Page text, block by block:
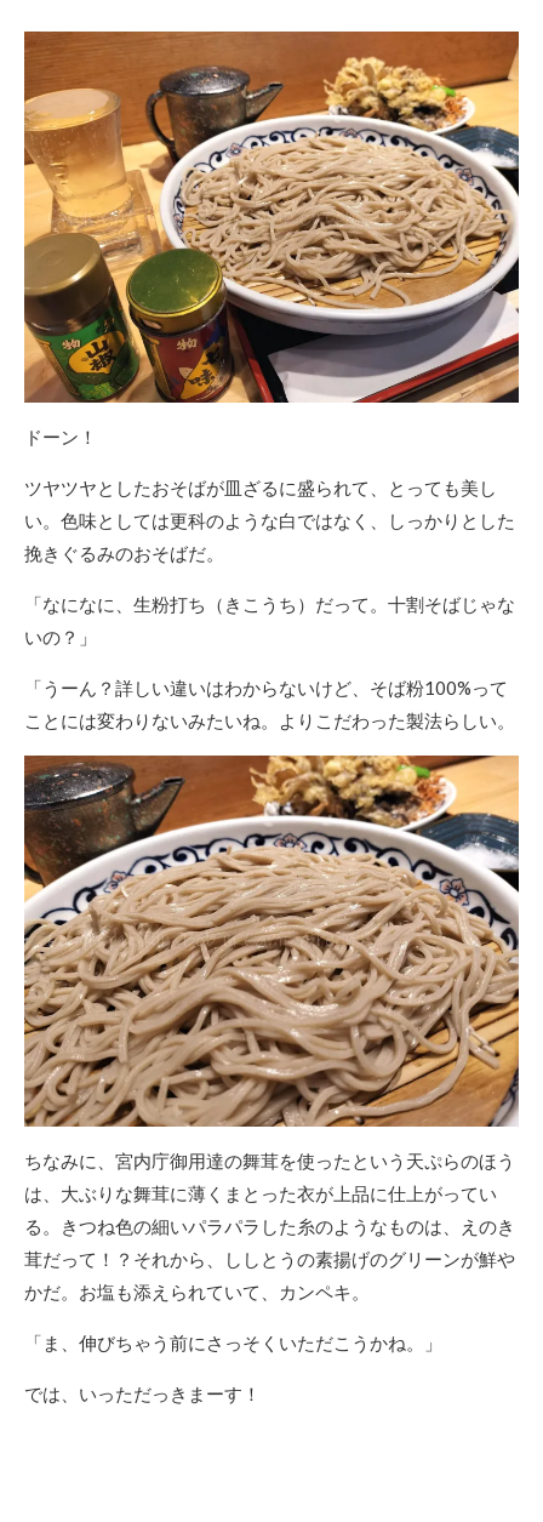
ドーン！
ツヤツヤとしたおそばが皿ざるに盛られて、とっても美し
い。色味としては更科のような白ではなく、しっかりとした
挽きぐるみのおそばだ。
「なになに、生粉打ち（きこうち）だって。十割そばじゃな
いの？」
「うーん？詳しい違いはわからないけど、そば粉100%って
ことには変わりないみたいね。よりこだわった製法らしい。
ちなみに、宮内庁御用達の舞茸を使ったという天ぷらのほう
は、大ぶりな舞茸に薄くまとった衣が上品に仕上がってい
る。きつね色の細いパラパラした糸のようなものは、えのき
茸だって！？それから、ししとうの素揚げのグリーンが鮮や
かだ。お塩も添えられていて、カンペキ。
「ま、伸びちゃう前にさっそくいただこうかね。」
では、いっただっきまーす！